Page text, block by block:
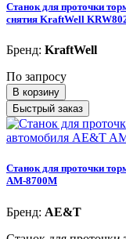
Станок для проточки
снятия KraftWell
Бренд: KraftWell
По запросу
В корзину
Быстрый заказ
Станок для проточки
AM-8700M
Бренд: AE&T